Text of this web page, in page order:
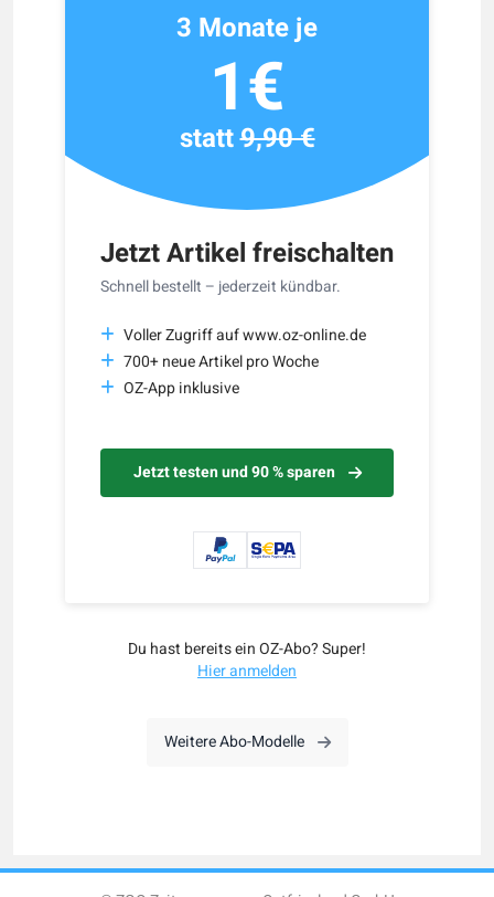
Jetzt Artikel freischalten
Schnell bestellt – jederzeit kündbar.
Voller Zugriff auf www.oz-online.de
700+ neue Artikel pro Woche
OZ-App inklusive
Jetzt testen und 90 % sparen
3 Monate je
1€
statt9,90 €
Du hast bereits ein OZ-Abo? Super!
Hier anmelden
Weitere Abo-Modelle